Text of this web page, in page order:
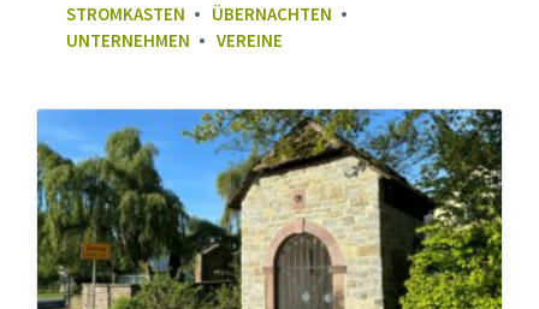
STROMKASTEN
ÜBERNACHTEN
UNTERNEHMEN
VEREINE